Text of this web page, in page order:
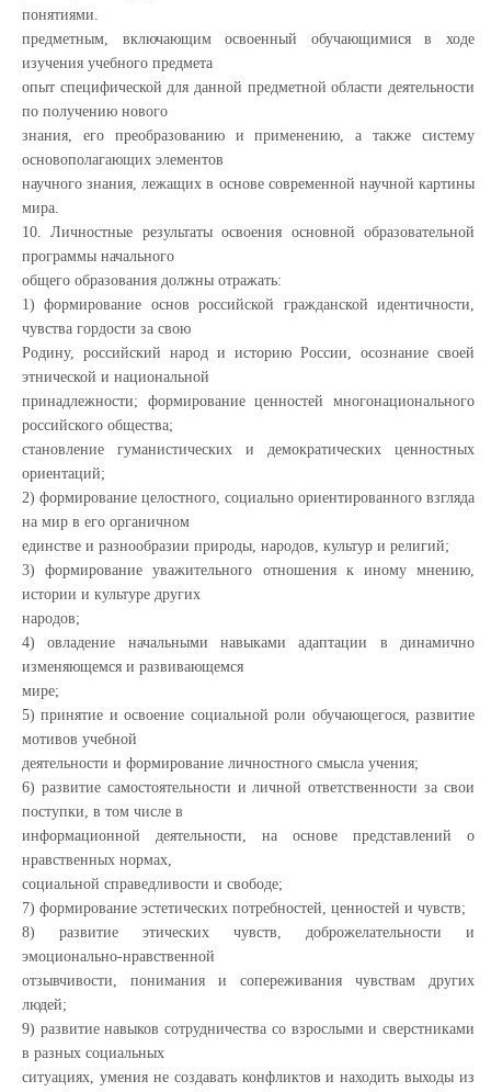
понятиями.
предметным, включающим освоенный обучающимися в ходе
изучения учебного предмета
опыт специфической для данной предметной области деятельности
по получению нового
знания, его преобразованию и применению, а также систему
основополагающих элементов
научного знания, лежащих в основе современной научной картины
мира.
10. Личностные результаты освоения основной образовательной
программы начального
общего образования должны отражать:
1) формирование основ российской гражданской идентичности,
чувства гордости за свою
Родину, российский народ и историю России, осознание своей
этнической и национальной
принадлежности; формирование ценностей многонационального
российского общества;
становление гуманистических и демократических ценностных
ориентаций;
2) формирование целостного, социально ориентированного взгляда
на мир в его органичном
единстве и разнообразии природы, народов, культур и религий;
3) формирование уважительного отношения к иному мнению,
истории и культуре других
народов;
4) овладение начальными навыками адаптации в динамично
изменяющемся и развивающемся
мире;
5) принятие и освоение социальной роли обучающегося, развитие
мотивов учебной
деятельности и формирование личностного смысла учения;
6) развитие самостоятельности и личной ответственности за свои
поступки, в том числе в
информационной деятельности, на основе представлений о
нравственных нормах,
социальной справедливости и свободе;
7) формирование эстетических потребностей, ценностей и чувств;
8) развитие этических чувств, доброжелательности и
эмоционально-нравственной
отзывчивости, понимания и сопереживания чувствам других
людей;
9) развитие навыков сотрудничества со взрослыми и сверстниками
в разных социальных
ситуациях, умения не создавать конфликтов и находить выходы из